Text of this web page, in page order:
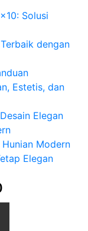
Solusi
dengan
Estetis, dan
Elegan
Hunian Modern
Elegan